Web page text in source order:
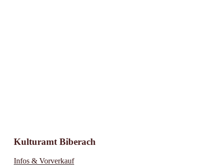
Kulturamt Biberach
Infos & Vorverkauf